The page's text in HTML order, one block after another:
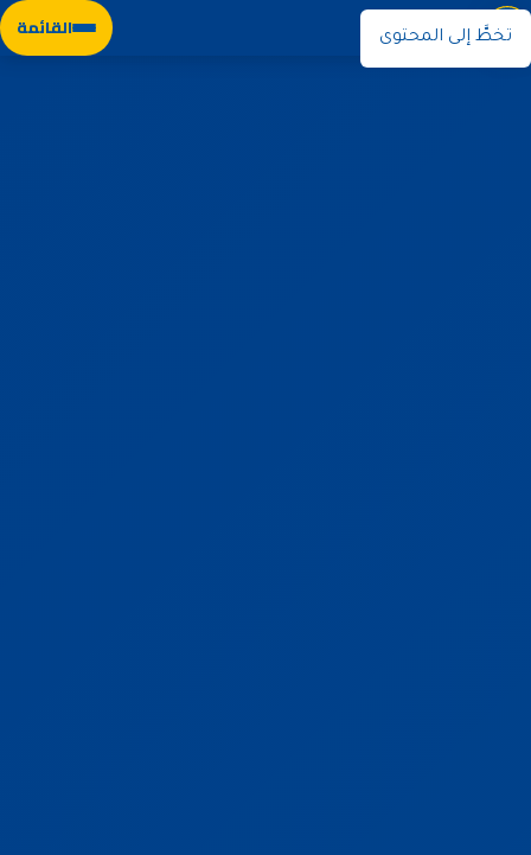
تخطَّ إلى المحتوى القائمة نوران